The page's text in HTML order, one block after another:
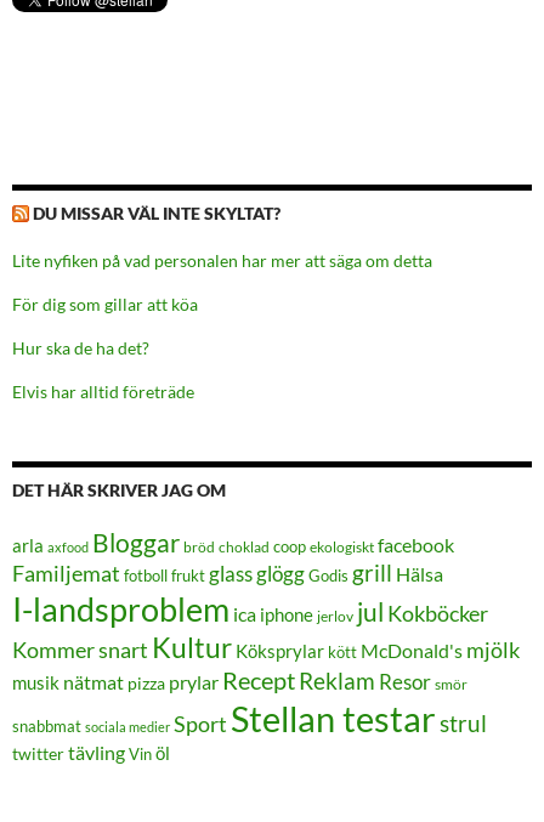
DU MISSAR VÄL INTE SKYLTAT?
Lite nyfiken på vad personalen har mer att säga om detta
För dig som gillar att köa
Hur ska de ha det?
Elvis har alltid företräde
DET HÄR SKRIVER JAG OM
arla axfood Bloggar bröd choklad coop ekologiskt facebook
Familjemat fotboll fruktglassglöggGodis grill Hälsa
I-landsproblem ica iphone jerlov jul Kokböcker
Kommer snart Kultur Köksprylar kött McDonald's mjölk
musik nätmat pizza prylar ReceptReklam Resor smör
snabbmat sociala medier Sport Stellan testarstrul
twittertävling Vin öl